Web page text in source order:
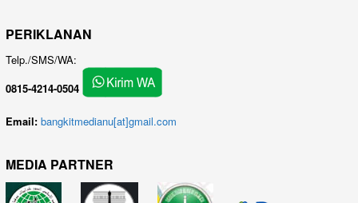
PERIKLANAN
Telp./SMS/WA:
0815-4214-0504
Email: bangkitmedianu[at]gmail.com
MEDIA PARTNER